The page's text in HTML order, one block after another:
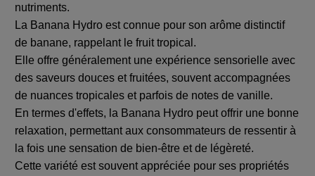
nutriments.
La Banana Hydro est connue pour son arôme distinctif
de banane, rappelant le fruit tropical.
Elle offre généralement une expérience sensorielle avec
des saveurs douces et fruitées, souvent accompagnées
de nuances tropicales et parfois de notes de vanille.
En termes d'effets, la Banana Hydro peut offrir une bonne
relaxation, permettant aux consommateurs de ressentir à
la fois une sensation de bien-être et de légèreté.
Cette variété est souvent appréciée pour ses propriétés